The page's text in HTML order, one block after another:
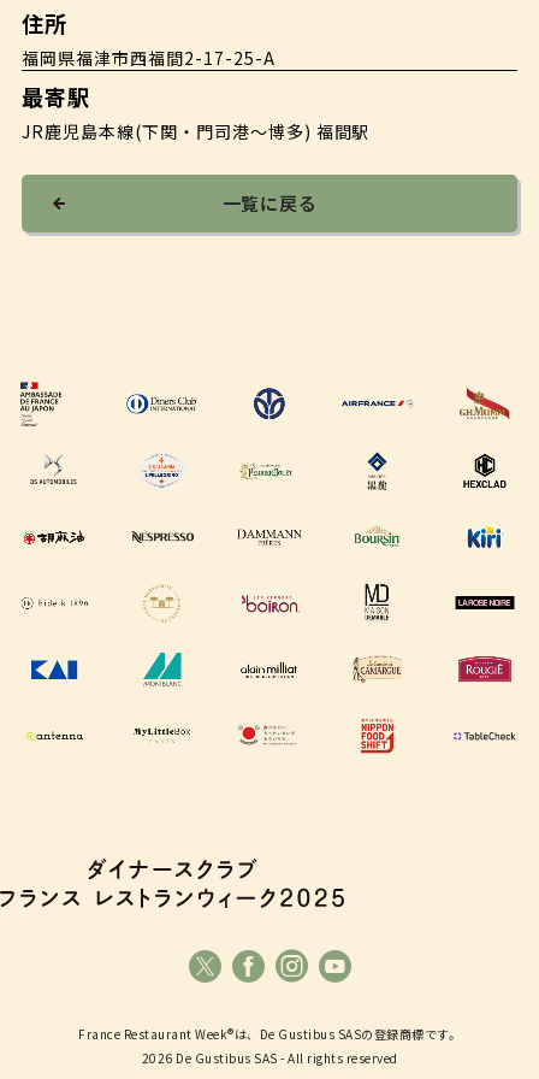
住所
福岡県福津市西福間2-17-25-A
最寄駅
JR鹿児島本線(下関・門司港〜博多) 福間駅
一覧に戻る
France Restaurant Week®は、De Gustibus SASの登録商標です。
2026 De Gustibus SAS - All rights reserved